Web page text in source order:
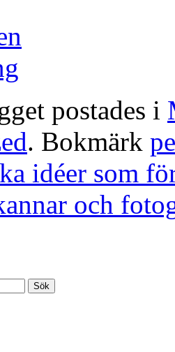
postades i
. Bokmärk
idéer som
och